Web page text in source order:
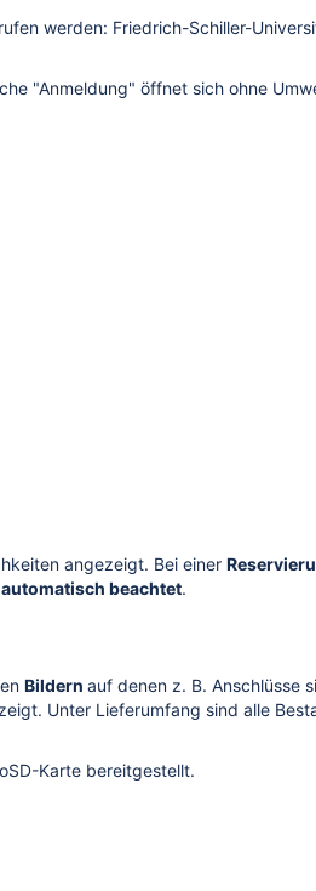
werden: Friedrich-Schiller-
"Anmeldung" öffnet sich ohne
angezeigt. Bei einer
beachtet.
Bildern auf denen z. B. Anschlüsse
Unter Lieferumfang sind alle
Karte bereitgestellt.